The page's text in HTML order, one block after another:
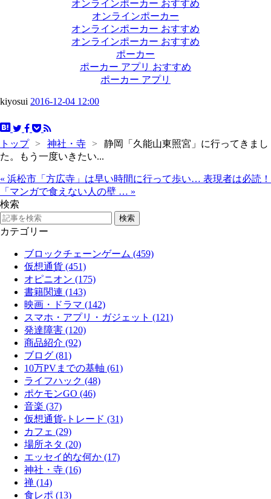
オンラインポーカー おすすめ
オンラインポーカー
オンラインポーカー おすすめ
オンラインポーカー おすすめ
ポーカー
ポーカー アプリ おすすめ
ポーカー アプリ
kiyosui 2016-12-04 12:00
トップ > 神社・寺 >
静岡「久能山東照宮」に行ってきまし
た。もう一度いきたい...
« 浜松市「方広寺」は早い時間に行って歩い… 表現者は必読！
「マンガで食えない人の壁 … »
検索
カテゴリー
ブロックチェーンゲーム (459)
仮想通貨 (451)
オピニオン (175)
書籍関連 (143)
映画・ドラマ (142)
スマホ・アプリ・ガジェット (121)
発達障害 (120)
商品紹介 (92)
ブログ (81)
10万PVまでの基軸 (61)
ライフハック (48)
ポケモンGO (46)
音楽 (37)
仮想通貨-トレード (31)
カフェ (29)
場所ネタ (20)
エッセイ的な何か (17)
神社・寺 (16)
禅 (14)
食レポ (13)